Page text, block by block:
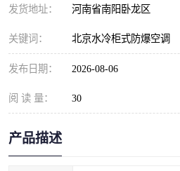
发货地址： 河南省南阳卧龙区
关键词： 北京水冷柜式防爆空调
发布日期： 2026-08-06
阅 读 量： 30
产品描述